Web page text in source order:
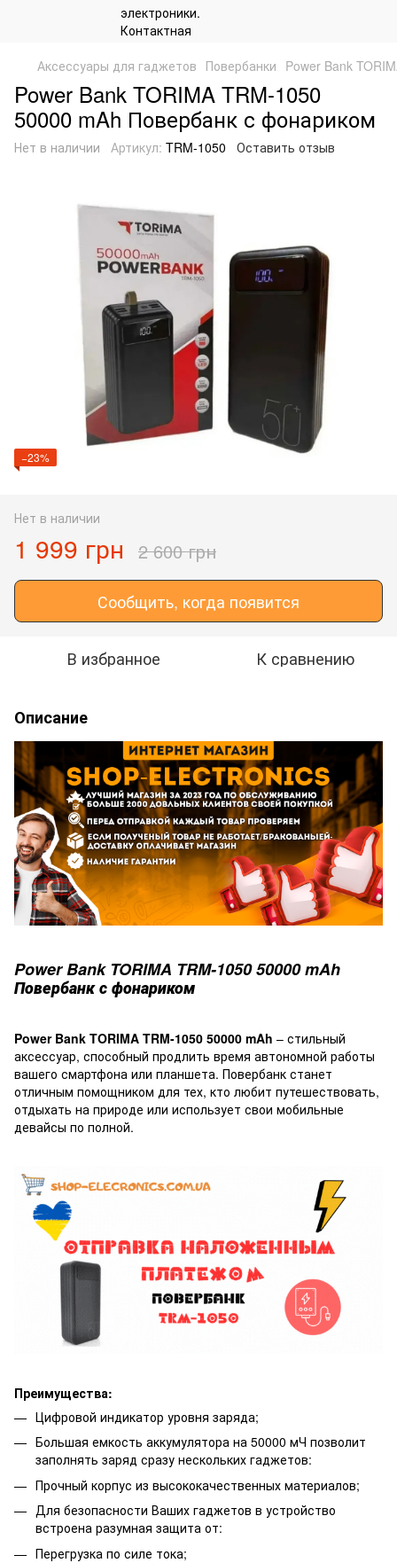
Аксессуары для гаджетов Повербанки Power Bank
Power Bank TORIMA TRM-1050
50000 mAh Повербанк с фонариком
Нет в наличии Артикул: TRM-1050 Оставить отзыв
−23%
Нет в наличии
1 999 грн 2 600 грн
Сообщить, когда появится
В избранное К сравнению
Описание
Power Bank TORIMA TRM-1050 50000 mAh
Повербанк с фонариком
Power Bank TORIMA TRM-1050 50000 mAh – стильный
аксессуар, способный продлить время автономной работы
вашего смартфона или планшета. Повербанк станет
отличным помощником для тех, кто любит путешествовать,
отдыхать на природе или использует свои мобильные
девайсы по полной.
Преимущества:
Цифровой индикатор уровня заряда;
Большая емкость аккумулятора на 50000 мЧ позволит
заполнять заряд сразу нескольких гаджетов:
Прочный корпус из высококачественных материалов;
Для безопасности Ваших гаджетов в устройство
встроена разумная защита от:
Перегрузка по силе тока;